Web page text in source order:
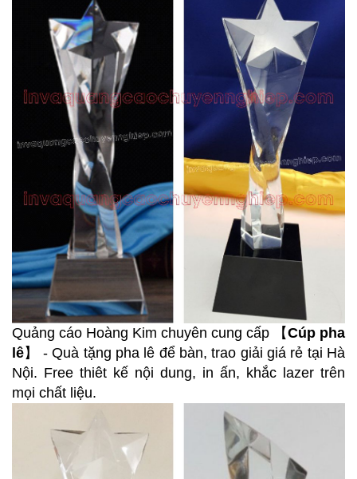
Quảng cáo Hoàng Kim chuyên cung cấp 【Cúp pha
lê】 - Quà tặng pha lê để bàn, trao giải giá rẻ tại Hà
Nội. Free thiêt kế nội dung, in ấn, khắc lazer trên
mọi chất liệu.